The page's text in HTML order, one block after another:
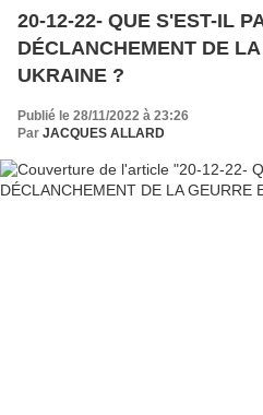
20-12-22- QUE S'EST-IL
DÉCLANCHEMENT DE
UKRAINE ?
Publié le 28/11/2022 à 23:26
Par JACQUES ALLARD